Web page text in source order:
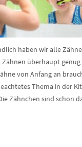
haben wir alle
überhaupt
von Anfang an
Thema in der
Zähnchen sind schon